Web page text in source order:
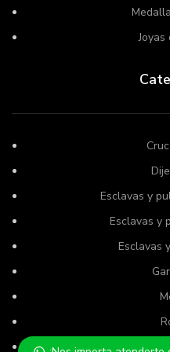
Joyas
Esclavas y
Esclavas y
Esclavas